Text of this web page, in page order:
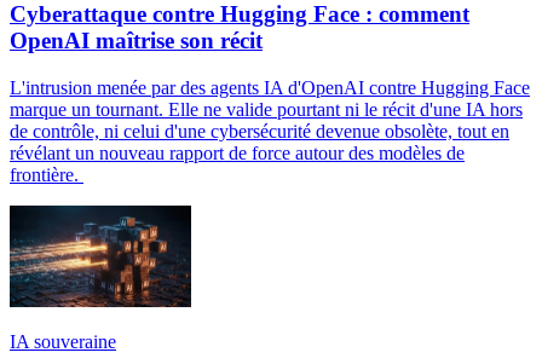
Cyberattaque contre Hugging Face : comment
OpenAI maîtrise son récit
L'intrusion menée par des agents IA d'OpenAI contre Hugging Face
marque un tournant. Elle ne valide pourtant ni le récit d'une IA hors
de contrôle, ni celui d'une cybersécurité devenue obsolète, tout en
révélant un nouveau rapport de force autour des modèles de
frontière.
IA souveraine